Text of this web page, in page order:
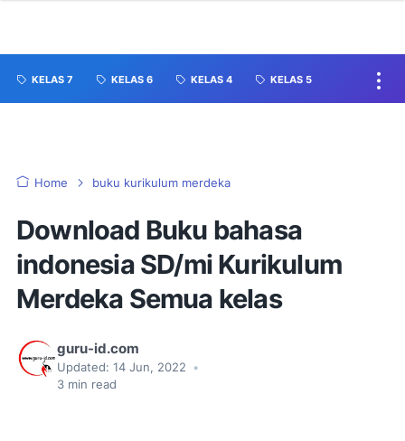
KELAS 7 KELAS 6 KELAS 4 KELAS 5
Home buku kurikulum merdeka
Download Buku bahasa
indonesia SD/mi Kurikulum
Merdeka Semua kelas
guru-id.com
Updated: 14 Jun, 2022
•
3 min read